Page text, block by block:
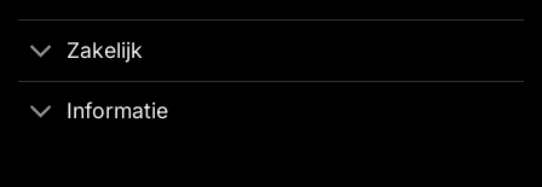
Zakelijk
Informatie